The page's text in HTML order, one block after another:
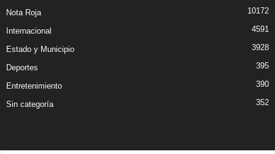
Nota Roja 10172
Internacional 4591
Estado y Municipio 3928
Deportes 395
Entretenimiento 390
Sin categoría 352